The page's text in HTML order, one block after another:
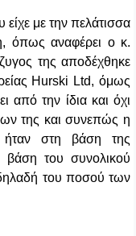
με την πελάτισσα
όπως αναφέρει ο κ.
της αποδέχθηκε
Hurski Ltd, όμως
από την ίδια και όχι
της και συνεπώς η
ήταν στη βάση της
του συνολικού
του ποσού των